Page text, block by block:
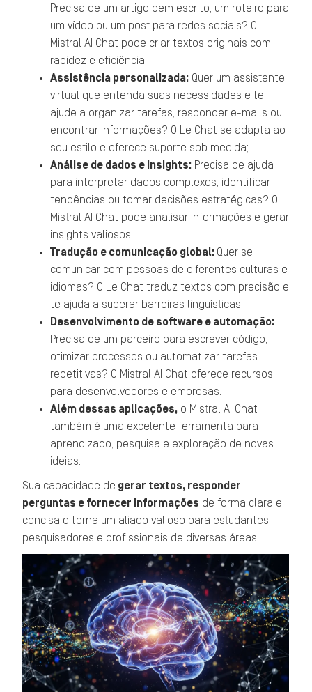
Precisa de um artigo bem escrito, um roteiro para
um vídeo ou um post para redes sociais? O
Mistral AI Chat pode criar textos originais com
rapidez e eficiência;
Assistência personalizada: Quer um assistente
virtual que entenda suas necessidades e te
ajude a organizar tarefas, responder e-mails ou
encontrar informações? O Le Chat se adapta ao
seu estilo e oferece suporte sob medida;
Análise de dados e insights: Precisa de ajuda
para interpretar dados complexos, identificar
tendências ou tomar decisões estratégicas? O
Mistral AI Chat pode analisar informações e gerar
insights valiosos;
Tradução e comunicação global: Quer se
comunicar com pessoas de diferentes culturas e
idiomas? O Le Chat traduz textos com precisão e
te ajuda a superar barreiras linguísticas;
Desenvolvimento de software e automação:
Precisa de um parceiro para escrever código,
otimizar processos ou automatizar tarefas
repetitivas? O Mistral AI Chat oferece recursos
para desenvolvedores e empresas.
Além dessas aplicações, o Mistral AI Chat
também é uma excelente ferramenta para
aprendizado, pesquisa e exploração de novas
ideias.
Sua capacidade de gerar textos, responder
perguntas e fornecer informações de forma clara e
concisa o torna um aliado valioso para estudantes,
pesquisadores e profissionais de diversas áreas.